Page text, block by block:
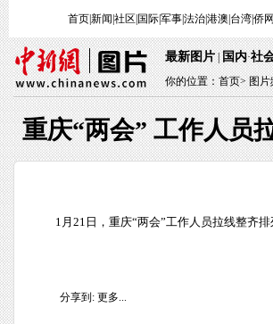
首页|新闻 社区 国际|军事|法治|港澳 台湾|侨网
最新图片|国内·社
你的位置：首页>图片
重庆“两会” 工作人员
1月21日，重庆“两会”工作人员拉线整齐
分享到: 更多...